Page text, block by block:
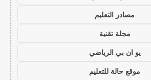
مصادر التعليم
مجلة تقنية
يو ان بي الرياضي
موقع حالة للتعليم